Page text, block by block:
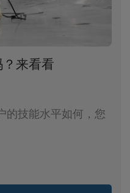
来看看
的技能水平如何，您